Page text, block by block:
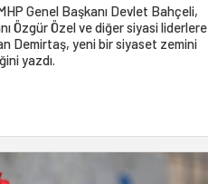
Genel Başkanı Devlet Bahçeli,
Özgür Özel ve diğer siyasi liderlere
Demirtaş, yeni bir siyaset zemini
yazdı.